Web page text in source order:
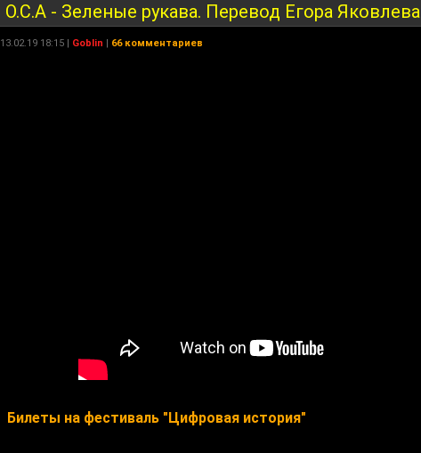
О.С.А - Зеленые рукава. Перевод Егора Яковлева
13.02.19 18:15 | Goblin | 66 комментариев
Билеты на фестиваль "Цифровая история"